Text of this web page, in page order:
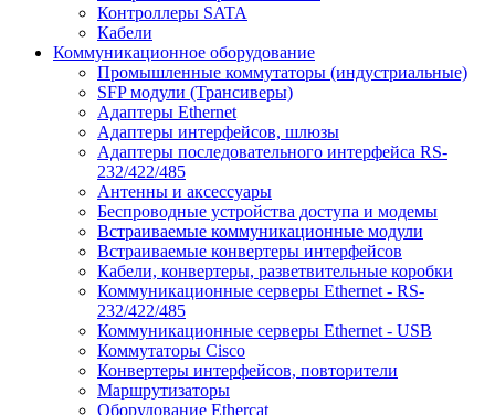
Контроллеры SATA
Кабели
Коммуникационное оборудование
Промышленные коммутаторы (индустриальные)
SFP модули (Трансиверы)
Адаптеры Ethernet
Адаптеры интерфейсов, шлюзы
Адаптеры последовательного интерфейса RS-
232/422/485
Антенны и аксессуары
Беспроводные устройства доступа и модемы
Встраиваемые коммуникационные модули
Встраиваемые конвертеры интерфейсов
Кабели, конвертеры, разветвительные коробки
Коммуникационные серверы Ethernet - RS-
232/422/485
Коммуникационные серверы Ethernet - USB
Коммутаторы Cisco
Конвертеры интерфейсов, повторители
Маршрутизаторы
Оборудование Ethercat